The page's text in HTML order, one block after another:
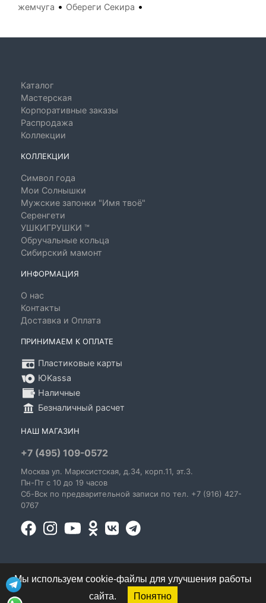
жемчуга • Обереги Секира •
Каталог
Мастерская
Корпоративные заказы
Распродажа
Коллекции
КОЛЛЕКЦИИ
Символ года
Мои Солнышки
Мужские запонки "Имя твоё"
Серенгети
УШКИГРУШКИ ™
Обручальные кольца
Сибирский мамонт
ИНФОРМАЦИЯ
О нас
Контакты
Доставка и Оплата
ПРИНИМАЕМ К ОПЛАТЕ
Пластиковые карты
ЮKassa
Наличные
Безналичный расчет
НАШ МАГАЗИН
+7 (495) 109-0572
Москва ул. Марксистская , д.34, корп.11, эт.3.
Пн-Пт c 10 до 19 часов
Сб-Вск по предварительной записи по тел. +7 (916) 427-
0767
© 1995-2026 GoldenBlues - информация о правах
Мы используем cookie-файлы для улучшения работы
сайта.
Понятно